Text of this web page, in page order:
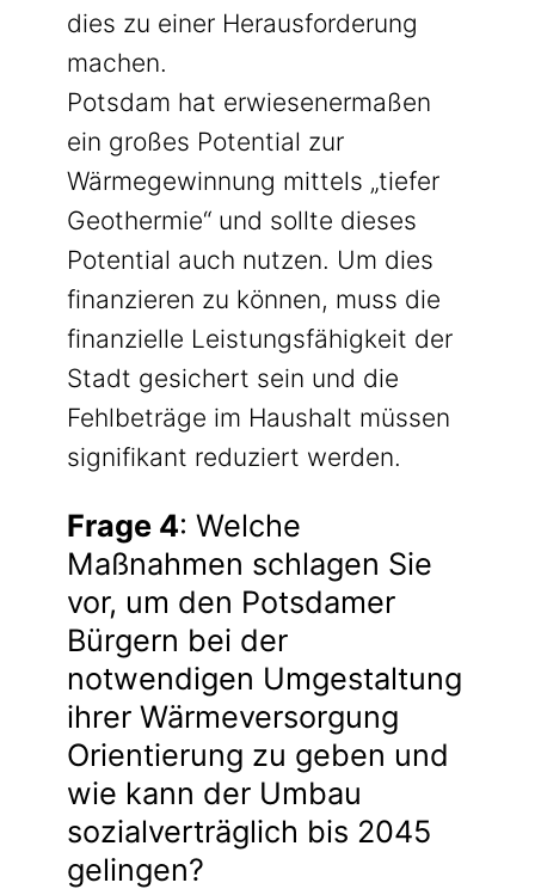
dies zu einer Herausforderung
machen.
Potsdam hat erwiesenermaßen
ein großes Potential zur
Wärmegewinnung mittels „tiefer
Geothermie“ und sollte dieses
Potential auch nutzen. Um dies
finanzieren zu können, muss die
finanzielle Leistungsfähigkeit der
Stadt gesichert sein und die
Fehlbeträge im Haushalt müssen
signifikant reduziert werden.
Frage 4: Welche
Maßnahmen schlagen Sie
vor, um den Potsdamer
Bürgern bei der
notwendigen Umgestaltung
ihrer Wärmeversorgung
Orientierung zu geben und
wie kann der Umbau
sozialverträglich bis 2045
gelingen?